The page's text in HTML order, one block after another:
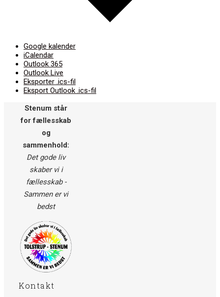
Google kalender
iCalendar
Outlook 365
Outlook Live
Eksporter .ics-fil
Eksport Outlook .ics-fil
Stenum står
for fællesskab
og
sammenhold:
Det gode liv
skaber vi i
fællesskab -
Sammen er vi
bedst
Kontakt